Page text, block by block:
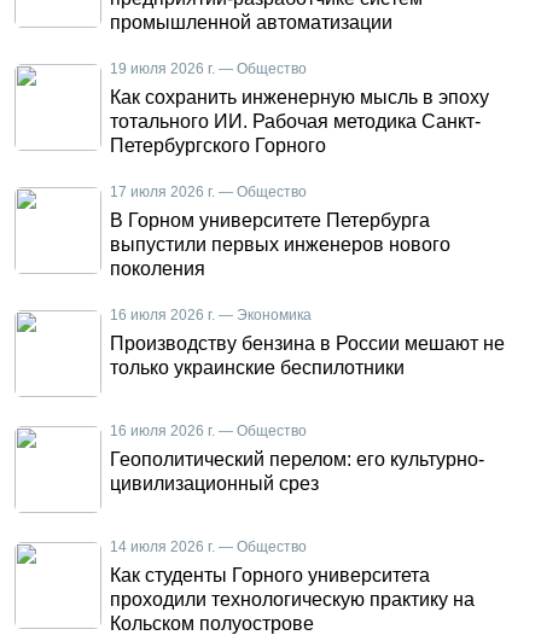
промышленной автоматизации
19 июля 2026 г. — Общество
Как сохранить инженерную мысль в эпоху
тотального ИИ. Рабочая методика Санкт-
Петербургского Горного
17 июля 2026 г. — Общество
В Горном университете Петербурга
выпустили первых инженеров нового
поколения
16 июля 2026 г. — Экономика
Производству бензина в России мешают не
только украинские беспилотники
16 июля 2026 г. — Общество
Геополитический перелом: его культурно-
цивилизационный срез
14 июля 2026 г. — Общество
Как студенты Горного университета
проходили технологическую практику на
Кольском полуострове